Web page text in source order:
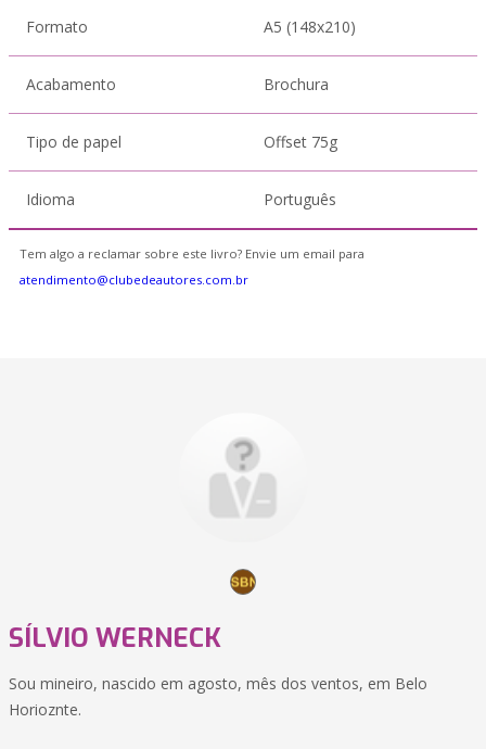
Formato A5 (148x210)
Acabamento Brochura
Tipo de papel Offset 75g
Idioma Português
Tem algo a reclamar sobre este livro? Envie um email para
atendimento@clubedeautores.com.br
SÍLVIO WERNECK
Sou mineiro, nascido em agosto, mês dos ventos, em Belo
Horioznte.